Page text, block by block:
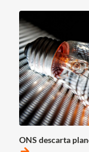
ONS descarta